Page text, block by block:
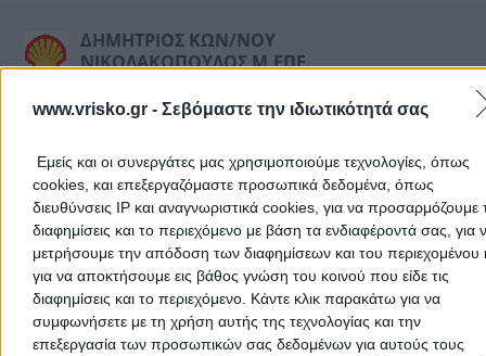
www.vrisko.gr - Σεβόμαστε την ιδιωτικότητά σας
Εμείς και οι συνεργάτες μας χρησιμοποιούμε τεχνολογίες, όπως
cookies, και επεξεργαζόμαστε προσωπικά δεδομένα, όπως
διευθύνσεις IP και αναγνωριστικά cookies, για να προσαρμόζουμε
διαφημίσεις και το περιεχόμενο με βάση τα ενδιαφέροντά σας, για
μετρήσουμε την απόδοση των διαφημίσεων και του περιεχομένου
για να αποκτήσουμε εις βάθος γνώση του κοινού που είδε τις
διαφημίσεις και το περιεχόμενο. Κάντε κλικ παρακάτω για να
συμφωνήσετε με τη χρήση αυτής της τεχνολογίας και την
επεξεργασία των προσωπικών σας δεδομένων για αυτούς τους
ΔΗΜΗΤΡΙΟΣ ΚΩΝ/ΝΟΥ
ΝΙΚΟΛΑΚΟΠΟΥΛΟΣ Μ.ΕΠΕ
Αμόλυβδη 95 Οκτ.-
Τελευταία Ενημέρωση: 07/08/2026 2:14:04 μμ
ΜΠΑΔΑΣ ΚΩΝΣΤΑΝΤΙΝΟΣ & ΣΙΑ
ΕΕ
ΖΑΧΑΡΩ ΗΛΕΙΑΣ
Αμόλυβδη 95 Οκτ.-
Τελευταία Ενημέρωση: 06/08/2026 6:53:55 πμ